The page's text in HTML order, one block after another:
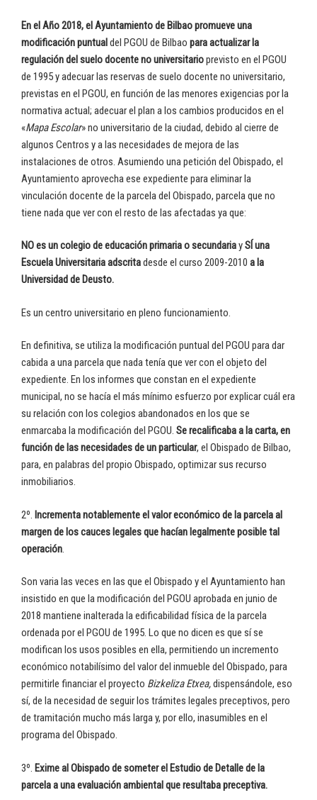
En el Año 2018, el Ayuntamiento de Bilbao promueve una
modificación puntualdel PGOU de Bilbao para actualizar la
regulación del suelo docente no universitarioprevisto en el PGOU
de 1995 y adecuar las reservas de suelo docente no universitario,
previstas en el PGOU, en función de las menores exigencias por la
normativa actual; adecuar el plan a los cambios producidos en el
«Mapa Escolar» no universitario de la ciudad, debido al cierre de
algunos Centros y a las necesidades de mejora de las
instalaciones de otros. Asumiendo una petición del Obispado, el
Ayuntamiento aprovecha ese expediente para eliminar la
vinculación docente de la parcela del Obispado, parcela que no
tiene nada que ver con el resto de las afectadas ya que:
NO es un colegio de educación primaria o secundariaySÍ una
Escuela Universitaria adscritadesde el curso 2009-2010 a la
Universidad de Deusto.
Es un centro universitario en pleno funcionamiento.
En definitiva, se utiliza la modificación puntual del PGOU para dar
cabida a una parcela que nada tenía que ver con el objeto del
expediente. En los informes que constan en el expediente
municipal, no se hacía el más mínimo esfuerzo por explicar cuál era
su relación con los colegios abandonados en los que se
enmarcaba la modificación del PGOU. Se recalificaba a la carta, en
función de las necesidades de un particular, el Obispado de Bilbao,
para, en palabras del propio Obispado, optimizar sus recurso
inmobiliarios.
2º. Incrementa notablemente el valor económico de la parcela al
margen de los cauces legales que hacían legalmente posible tal
operación
Son varia las veces en las que el Obispado y el Ayuntamiento han
insistido en que la modificación del PGOU aprobada en junio de
2018 mantiene inalterada la edificabilidad física de la parcela
ordenada por el PGOU de 1995. Lo que no dicen es que sí se
modifican los usos posibles en ella, permitiendo un incremento
económico notabilísimo del valor del inmueble del Obispado, para
permitirle financiar el proyecto Bizkeliza Etxea,dispensándole, eso
sí, de la necesidad de seguir los trámites legales preceptivos, pero
de tramitación mucho más larga y, por ello, inasumibles en el
programa del Obispado.
3º. Exime al Obispado de someter el Estudio de Detalle de la
parcela a una evaluación ambiental que resultaba preceptiva.